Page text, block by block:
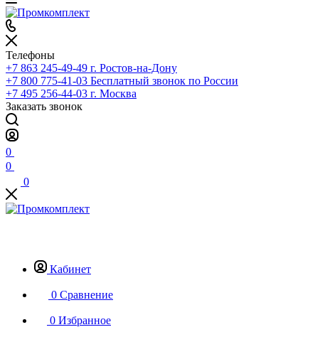
Телефоны
+7 863 245-49-49 г. Ростов-на-Дону
+7 800 775-41-03 Бесплатный звонок по России
+7 495 256-44-03 г. Москва
Заказать звонок
0
0
0
Кабинет
0 Сравнение
0 Избранное